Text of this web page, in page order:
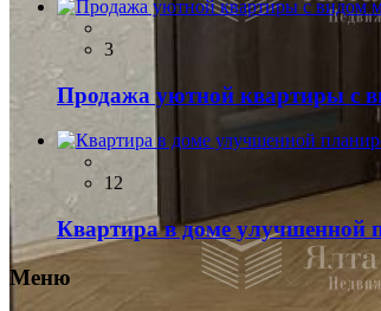
3
Продажа уютной квартиры с
12
Квартира в доме улучшенной
Меню